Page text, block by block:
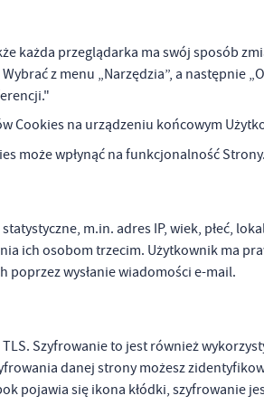
każda przeglądarka ma swój sposób
z menu „Narzędzia”, a następnie
Cookies na urządzeniu końcowym
może wpłynąć na funkcjonalność Strony.
m.in. adres IP, wiek, płeć,
ich osobom trzecim. Użytkownik ma
poprzez wysłanie wiadomości e-mail.
Szyfrowanie to jest również
danej strony możesz
pojawia się ikona kłódki, szyfrowanie